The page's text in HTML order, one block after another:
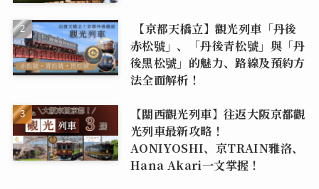
【京都天橋立】觀光列車「丹後
赤松號」、「丹後青松號」與「丹
後黑松號」的魅力、路線及預約方
法全面解析！
【關西觀光列車】往返大阪京都觀
光列車最新攻略！
AONIYOSHI、京TRAIN雅洛、
Hana Akari一文掌握！